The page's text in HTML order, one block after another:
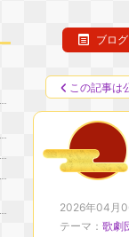
ブロ
この記事は
2026年04月
テーマ： 歌劇